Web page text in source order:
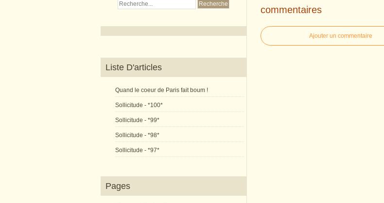
Liste D'articles
Quand le coeur de Paris fait boum !
Sollicitude - *100*
Sollicitude - *99*
Sollicitude - *98*
Sollicitude - *97*
Pages
commentaires
Ajouter un commentaire